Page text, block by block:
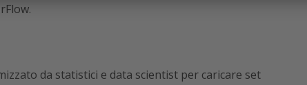
da statistici e data scientist per caricare set